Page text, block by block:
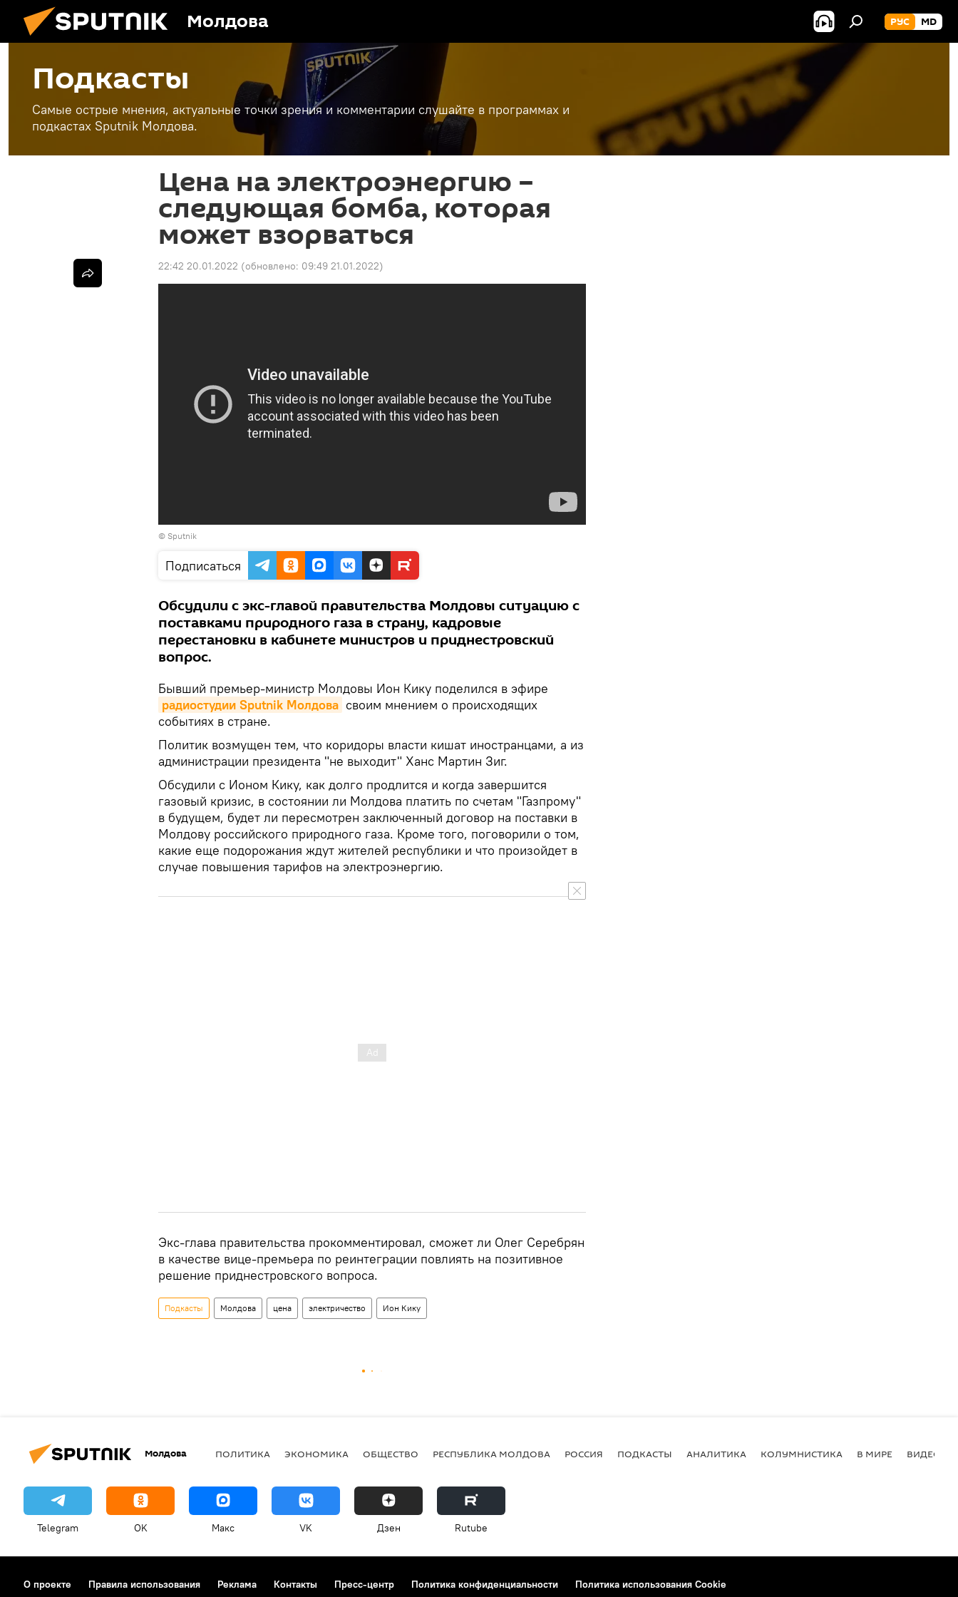
Молдова РУС MD
Подкасты
Самые острые мнения, актуальные точки зрения и комментарии слушайте в программах и
подкастах Sputnik Молдова.
Цена на электроэнергию –
следующая бомба, которая
может взорваться
22:42 20.01.2022 (обновлено: 09:49 21.01.2022)
© Sputnik
Подписаться
Обсудили с экс-главой правительства Молдовы ситуацию с
поставками природного газа в страну, кадровые
перестановки в кабинете министров и приднестровский
вопрос.
Бывший премьер-министр Молдовы Ион Кику поделился в эфире
радиостудии Sputnik Молдова своим мнением о происходящих
событиях в стране.
Политик возмущен тем, что коридоры власти кишат иностранцами, а из
администрации президента "не выходит" Ханс Мартин Зиг.
Обсудили с Ионом Кику, как долго продлится и когда завершится
газовый кризис, в состоянии ли Молдова платить по счетам "Газпрому"
в будущем, будет ли пересмотрен заключенный договор на поставки в
Молдову российского природного газа. Кроме того, поговорили о том,
какие еще подорожания ждут жителей республики и что произойдет в
случае повышения тарифов на электроэнергию.
Экс-глава правительства прокомментировал, сможет ли Олег Серебрян
в качестве вице-премьера по реинтеграции повлиять на позитивное
решение приднестровского вопроса.
Подкасты Молдова цена электричество Ион Кику
Молдова ПОЛИТИКА ЭКОНОМИКА ОБЩЕСТВО РЕСПУБЛИКА МОЛДОВА РОССИЯ ПОДКАСТЫ АНАЛИТИКА КОЛУМНИСТИКА В МИРЕ ВИДЕО
Telegram OK Макс VK Дзен Rutube
О проекте Правила использования Реклама Контакты Пресс-центр Политика конфиденциальности
Политика использования Cookie